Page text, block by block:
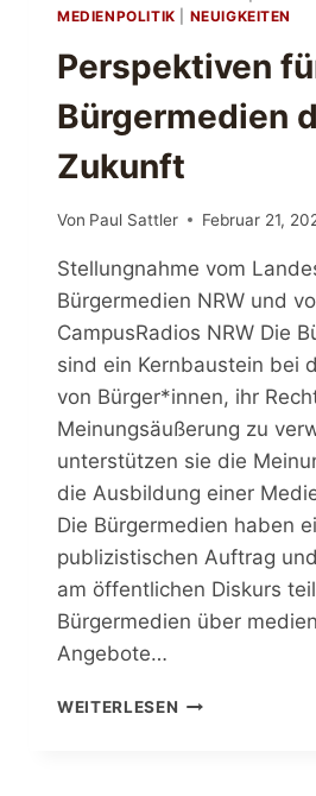
MEDIENPOLITIK
NEUIGKEITEN
Perspektiven
Bürgermedien
Zukunft
Von Paul Sattler Februar 21,
Stellungnahme vom
Bürgermedien NRW und
CampusRadios NRW Die
sind ein Kernbaustein bei
von Bürger*innen, ihr
Meinungsäußerung zu
unterstützen sie die
die Ausbildung einer
Die Bürgermedien haben
publizistischen Auftrag
am öffentlichen Diskurs
Bürgermedien über
Angebote…
WEITERLESEN PERSPEKTIVEN